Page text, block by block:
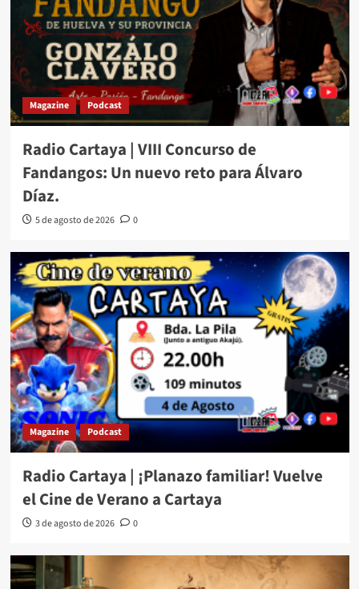
Magazine Podcast
Radio Cartaya | VIII Concurso de
Fandangos: Un nuevo reto para Álvaro
Díaz.
5 de agosto de 2026 0
Magazine Podcast
Radio Cartaya | ¡Planazo familiar! Vuelve
el Cine de Verano a Cartaya
3 de agosto de 2026 0